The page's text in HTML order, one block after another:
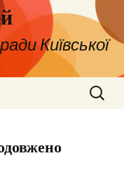
Київської
Пошук: